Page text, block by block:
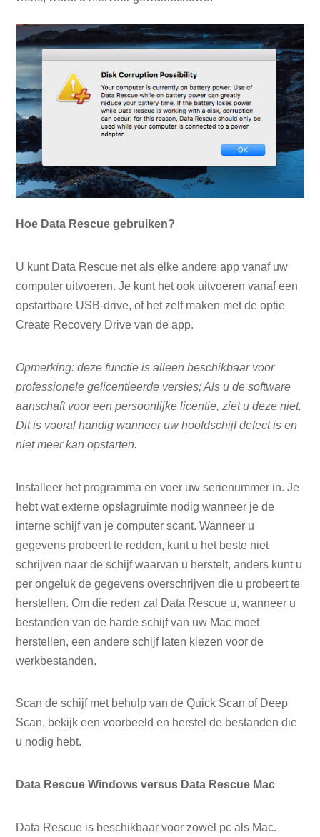
Hoe Data Rescue gebruiken?
U kunt Data Rescue net als elke andere app vanaf uw
computer uitvoeren. Je kunt het ook uitvoeren vanaf een
opstartbare USB-drive, of het zelf maken met de optie
Create Recovery Drive van de app.
Opmerking: deze functie is alleen beschikbaar voor
professionele gelicentieerde versies; Als u de software
aanschaft voor een persoonlijke licentie, ziet u deze niet.
Dit is vooral handig wanneer uw hoofdschijf defect is en
niet meer kan opstarten.
Installeer het programma en voer uw serienummer in. Je
hebt wat externe opslagruimte nodig wanneer je de
interne schijf van je computer scant. Wanneer u
gegevens probeert te redden, kunt u het beste niet
schrijven naar de schijf waarvan u herstelt, anders kunt u
per ongeluk de gegevens overschrijven die u probeert te
herstellen. Om die reden zal Data Rescue u, wanneer u
bestanden van de harde schijf van uw Mac moet
herstellen, een andere schijf laten kiezen voor de
werkbestanden.
Scan de schijf met behulp van de Quick Scan of Deep
Scan, bekijk een voorbeeld en herstel de bestanden die
u nodig hebt.
Data Rescue Windows versus Data Rescue Mac
Data Rescue is beschikbaar voor zowel pc als Mac.